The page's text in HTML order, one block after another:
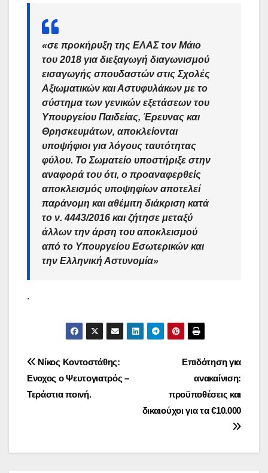
«σε προκήρυξη της ΕΛΑΣ τον Μάιο
του 2018 για διεξαγωγή διαγωνισμού
εισαγωγής σπουδαστών στις Σχολές
Αξιωματικών και Αστυφυλάκων με το
σύστημα των γενικών εξετάσεων του
Υπουργείου Παιδείας, Έρευνας και
Θρησκευμάτων, αποκλείονται
υποψήφιοι για λόγους ταυτότητας
φύλου. Το Σωματείο υποστήριξε στην
αναφορά του ότι, ο προαναφερθείς
αποκλεισμός υποψηφίων αποτελεί
παράνομη και αθέμιτη διάκριση κατά
το ν. 4443/2016 και ζήτησε μεταξύ
άλλων την άρση του αποκλεισμού
από το Υπουργείου Εσωτερικών και
την Ελληνική Αστυνομία»
.
Πλοήγηση
άρθρων
Επιδότηση για
ανακαίνιση:
προϋποθέσεις και
δικαιούχοι για τα €10.000
Νίκος Κοντοστάθης:
Ενοχος ο Ψευτογιατρός –
Τεράστια ποινή.